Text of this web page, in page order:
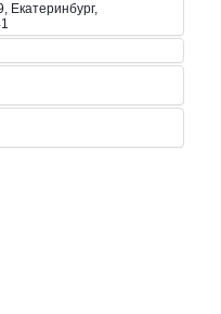
Екатеринбург,